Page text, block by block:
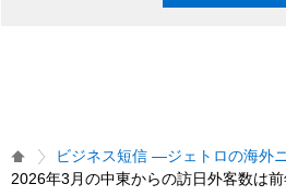
ビジネス短信 ―ジェトロの海外
2026年3月の中東からの訪日外客数は